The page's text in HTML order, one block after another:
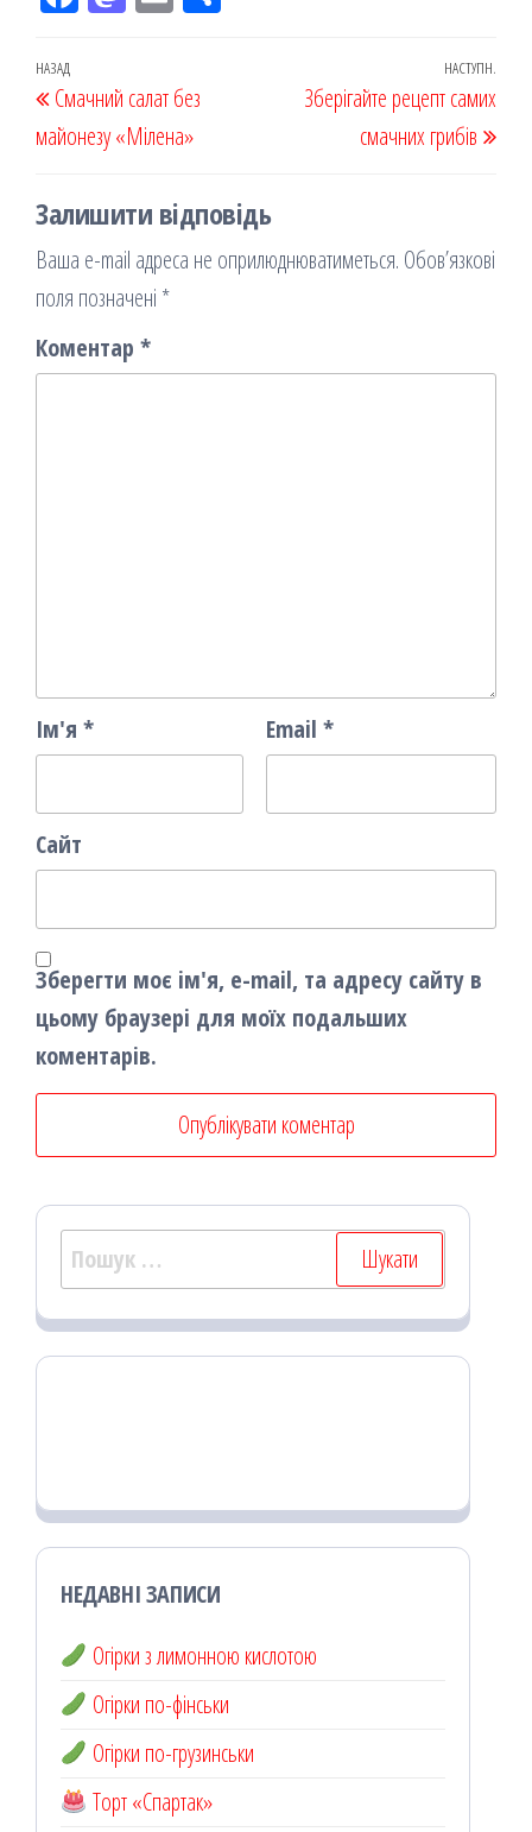
k on
Навігація
записів
Попередній
запис
НАЗАД
Смачний салат без
майонезу «Мілена»
НАСТУПН.
Зберігайте рецепт самих
смачних грибів
Залишити відповідь
Ваша e-mail адреса не оприлюднюватиметься. Обов’язкові
поля позначені *
Коментар *
Ім'я * Email *
Сайт
Зберегти моє ім'я, e-mail, та адресу сайту в
цьому браузері для моїх подальших
коментарів.
Пошук:
НЕДАВНІ ЗАПИСИ
Огірки з лимонною кислотою
Огірки по-фінськи
Огірки по-грузинськи
Торт «Спартак»